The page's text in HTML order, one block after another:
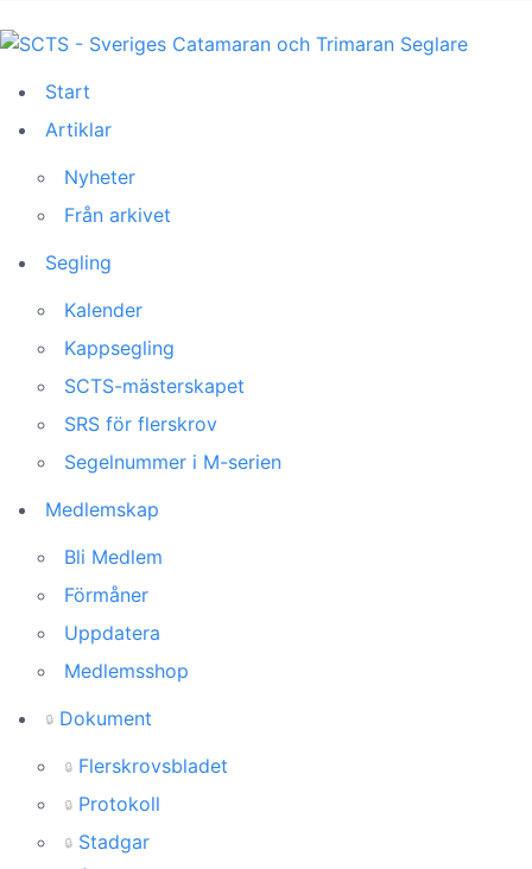
Start
Artiklar
Nyheter
Från arkivet
Segling
Kalender
Kappsegling
SCTS-mästerskapet
SRS för flerskrov
Segelnummer i M-serien
Medlemskap
Bli Medlem
Förmåner
Uppdatera
Medlemsshop
🔒 Dokument
🔒 Flerskrovsbladet
🔒 Protokoll
🔒 Stadgar